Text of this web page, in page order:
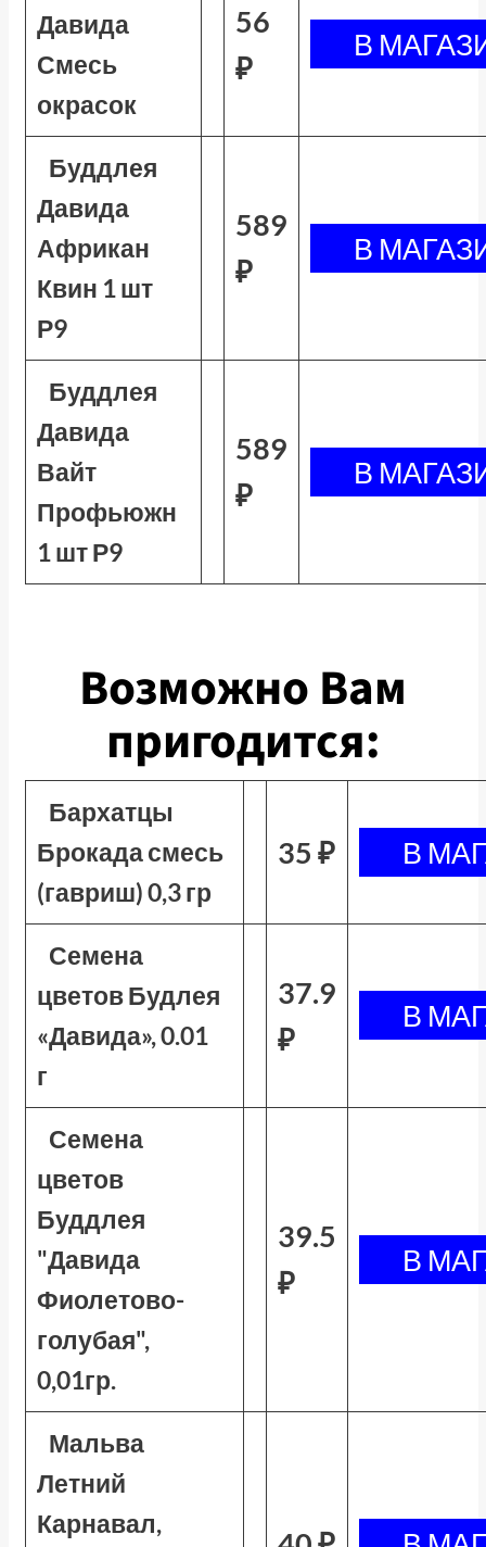
Давида
Смесь
окрасок
56
₽
Буддлея
Давида
Африкан
Квин 1 шт
Р9
589
₽
Буддлея
Давида
Вайт
Профьюжн
1 шт Р9
589
₽
Возможно Вам
пригодится:
Бархатцы
Брокада смесь
(гавриш) 0,3 гр
35 ₽
Семена
цветов Будлея
«Давида», 0.01
г
37.9
₽
Семена
цветов
Буддлея
"Давида
Фиолетово-
голубая",
0,01гр.
39.5
₽
Мальва
Летний
Карнавал,